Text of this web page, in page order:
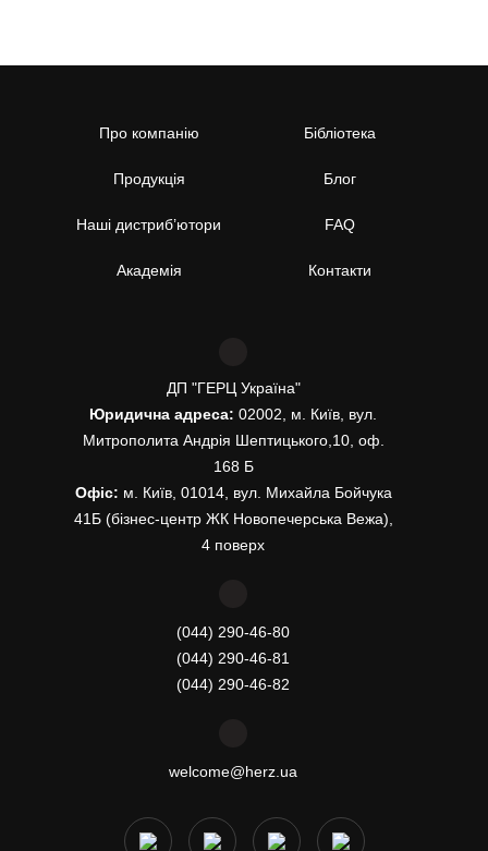
Про компанію
Продукція
Наші дистриб’ютори
Академія
Бібліотека
Блог
FAQ
Контакти
ДП "ГЕРЦ Україна"
Юридична адреса: 02002, м. Київ, вул.
Митрополита Андрія Шептицького,10, оф.
168 Б
Офіс: м. Київ, 01014, вул. Михайла Бойчука
41Б (бізнес-центр ЖК Новопечерська Вежа),
4 поверх
(044) 290-46-80
(044) 290-46-81
(044) 290-46-82
welcome@herz.ua